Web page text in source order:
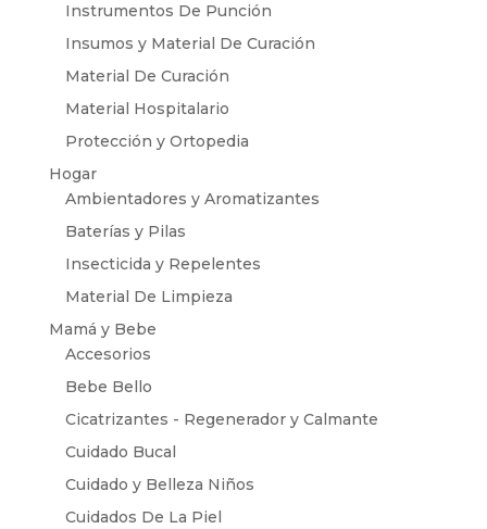
Instrumentos De Punción
Insumos y Material De Curación
Material De Curación
Material Hospitalario
Protección y Ortopedia
Hogar
Ambientadores y Aromatizantes
Baterías y Pilas
Insecticida y Repelentes
Material De Limpieza
Mamá y Bebe
Accesorios
Bebe Bello
Cicatrizantes - Regenerador y Calmante
Cuidado Bucal
Cuidado y Belleza Niños
Cuidados De La Piel